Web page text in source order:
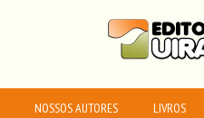
NOSSOS AUTORES LIVROS